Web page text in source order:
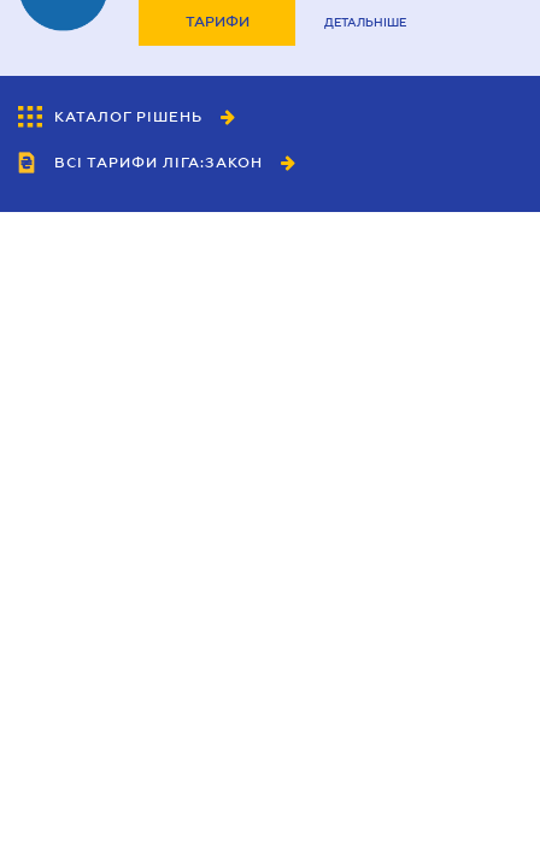
ТАРИФИ ДЕТАЛЬНІШЕ
КАТАЛОГ РІШЕНЬ
ВСІ ТАРИФИ ЛІГА:ЗАКОН